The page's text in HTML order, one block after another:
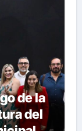
de la
del